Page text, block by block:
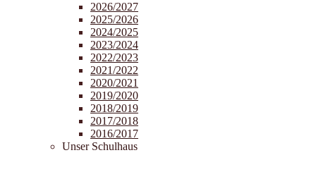
2026/2027
2025/2026
2024/2025
2023/2024
2022/2023
2021/2022
2020/2021
2019/2020
2018/2019
2017/2018
2016/2017
Unser Schulhaus